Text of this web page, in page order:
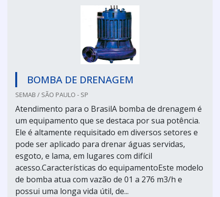
BOMBA DE DRENAGEM
SEMAB / SÃO PAULO - SP
Atendimento para o BrasilA bomba de drenagem é
um equipamento que se destaca por sua potência.
Ele é altamente requisitado em diversos setores e
pode ser aplicado para drenar águas servidas,
esgoto, e lama, em lugares com difícil
acesso.Características do equipamentoEste modelo
de bomba atua com vazão de 01 a 276 m3/h e
possui uma longa vida útil, de...